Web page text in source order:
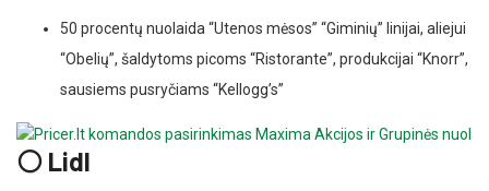
50 procentų nuolaida “Utenos mėsos” “Giminių” linijai, aliejui
“Obelių”, šaldytoms picoms “Ristorante”, produkcijai “Knorr”,
sausiems pusryčiams “Kellogg’s”
⚪ Lidl